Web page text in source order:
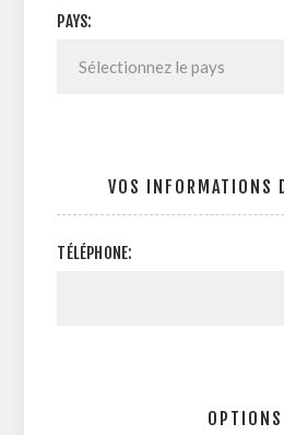
PAYS:
VOS INFORMATIONS
TÉLÉPHONE:
OPTIONS